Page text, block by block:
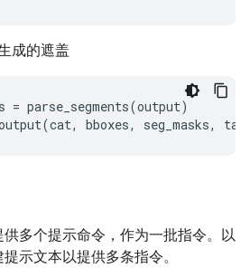
成的遮盖
= parse_segments(output)
多个提示命令，作为一批指令。以
示文本以提供多条指令。